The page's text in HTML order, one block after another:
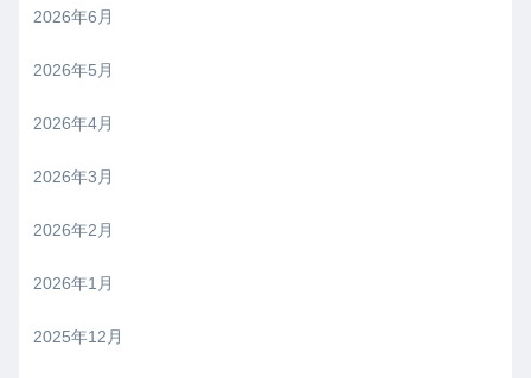
2026年6月
2026年5月
2026年4月
2026年3月
2026年2月
2026年1月
2025年12月